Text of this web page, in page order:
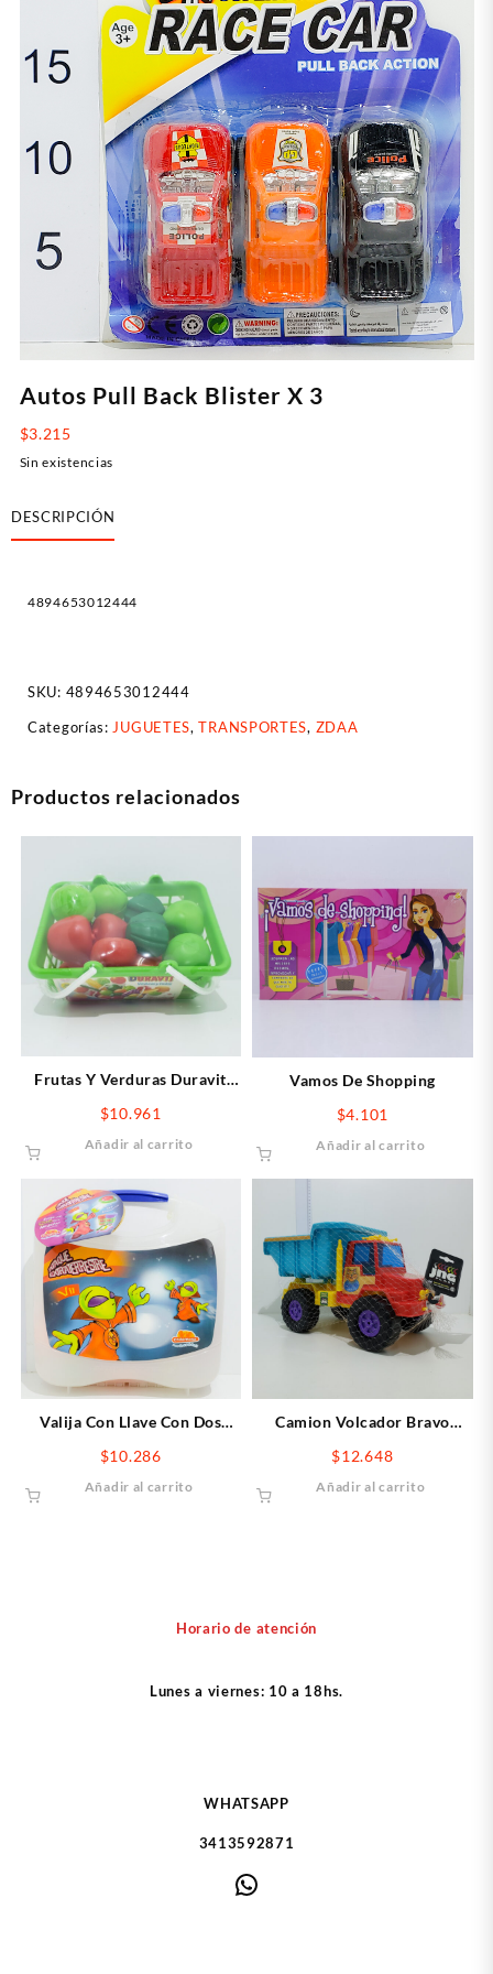
Autos Pull Back Blister X 3
$3.215
Sin existencias
DESCRIPCIÓN
4894653012444
SKU: 4894653012444
Categorías: JUGUETES,TRANSPORTES, ZDAA
Productos relacionados
Frutas Y Verduras Duravit
$10.961
Añadir al carrito
Vamos De Shopping
$4.101
Añadir al carrito
Valija Con Llave Con Dos
Chikimasa
$10.286
Añadir al carrito
Camion Volcador Bravo
$12.648
Añadir al carrito
Horario de atención
Lunes a viernes: 10 a 18hs.
WHATSAPP
3413592871
WhatsApp